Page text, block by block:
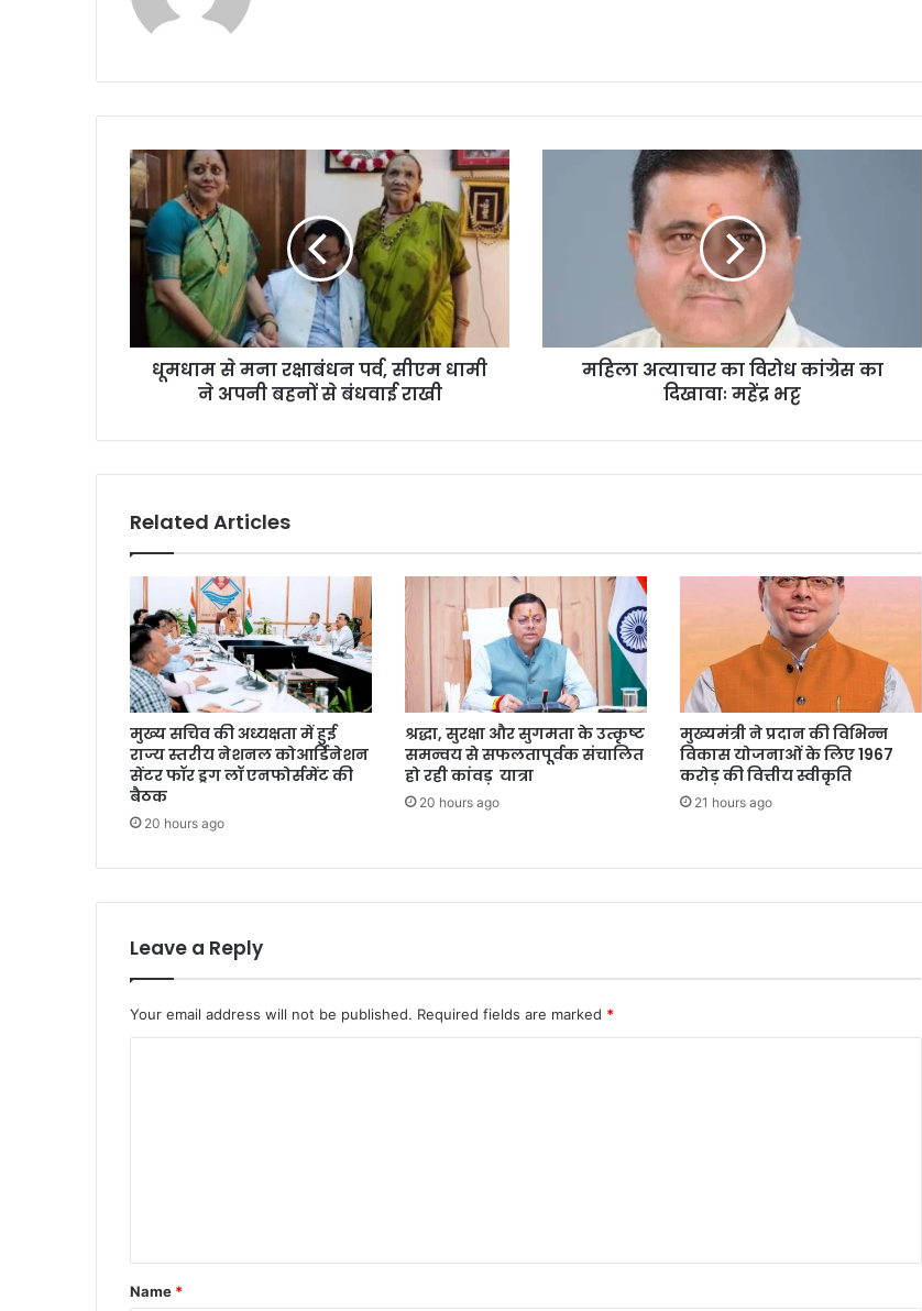
धूमधाम से मना रक्षाबंधन पर्व, सीएम धामी
ने अपनी बहनों से बंधवाई राखी
महिला अत्याचार का विरोध कांग्रेस का
दिखावाः महेंद्र भट्ट
Related Articles
मुख्य सचिव की अध्यक्षता में हुई
राज्य स्तरीय नेशनल कोआर्डिनेशन
सेंटर फॉर ड्रग लॉ एनफोर्समेंट की
बैठक
20 hours ago
श्रद्धा, सुरक्षा और सुगमता के उत्कृष्ट
समन्वय से सफलतापूर्वक संचालित
हो रही कांवड़ यात्रा
20 hours ago
मुख्यमंत्री ने प्रदान की विभिन्न
विकास योजनाओं के लिए 1967
करोड़ की वित्तीय स्वीकृति
21 hours ago
Leave a Reply
Your email address will not be published. Required fields are marked *
*
Name *